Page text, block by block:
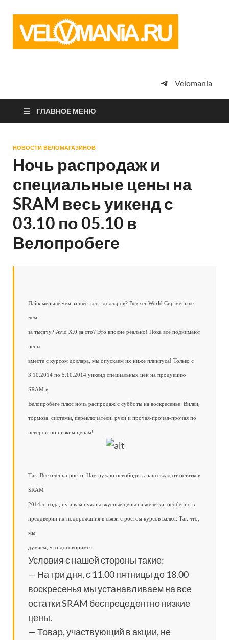
просто
Velomania
ГЛАВНОЕ МЕНЮ
НОВОСТИ ВЕЛОМАГАЗИНОВ
Ночь распродаж и
специальные цены на
SRAM весь уикенд с
03.10 по 05.10 в
Велопробеге
Пайк меньше чем за шестьсот долларов? Boxxer World Cup меньше
чем
за тысячу? Avid X.0 за сто? Это вполне реально! Пока все поднимают
цены
вместе с курсом доллара, мы опускаем их ниже плинтуса! Только с
3.10.2014 по 5.10.2014 уикенд специальных цен на продукцию
SRAM в
Велопробеге плюс ночь распродаж с субботы на воскресенье. Вилки,
тормоза, системы, переключатели, рули и прочая-прочая-прочая по
невероятно низким ценам!
Так. Все очень просто. Нам нужно освободить наш склад от остатков
SRAM
2014го года, ну а вам нужны вкусные цены на железки, особенно в
преддверии их подорожания в связи с ростом курсов валют. Так что,
мы
думаем, что договоримся
Условия с нашей стороны такие:
— На три дня, с 11.00 пятницы до 18.00
воскресенья мы устанавливаем на все
остатки SRAM беспрецедентно низкие
цены.
— Товар, участвующий в акции, не